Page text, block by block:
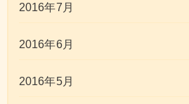
2016年7月
2016年6月
2016年5月